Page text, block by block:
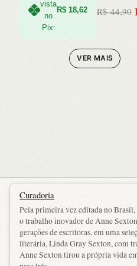
vista
no
Pix:
R$ 18,62 R$44,90
VER MAIS
Curadoria
Pela primeira vez editada no
o trabalho inovador de Anne
gerações de escritoras, em uma
literária, Linda Gray Sexton, com
Anne Sexton tirou a própria vida